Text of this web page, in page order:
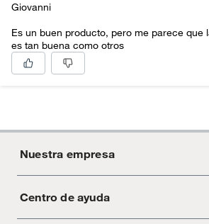
Giovanni
Es un buen producto, pero me parece que
es tan buena como otros
Nuestra empresa
Acerca de Crate
Centro de ayuda